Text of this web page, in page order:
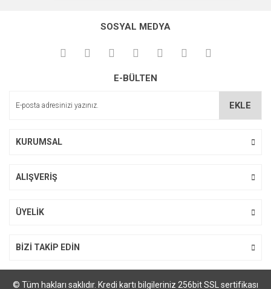
Ürün fiyatı diğer sitelerden daha pahalı.
SOSYAL MEDYA
E-BÜLTEN
EKLE
KURUMSAL
ALIŞVERİŞ
ÜYELİK
BİZİ TAKİP EDİN
© Tüm hakları saklıdır. Kredi kartı bilgileriniz 256bit SSL sertifikası